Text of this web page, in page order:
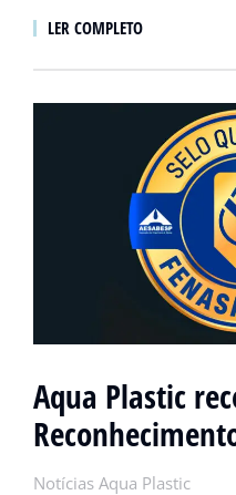
LER COMPLETO
Aqua Plastic
Notícias Aqua Plastic